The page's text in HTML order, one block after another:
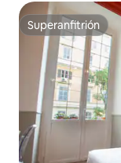
Superanfitrión
Superanfitrión